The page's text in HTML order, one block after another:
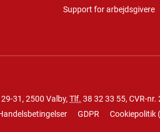
Support for arbejdsgivere
31, 2500 Valby, Tlf. 38 32 33 55, CVR-
GDPR Cookiepolitik (